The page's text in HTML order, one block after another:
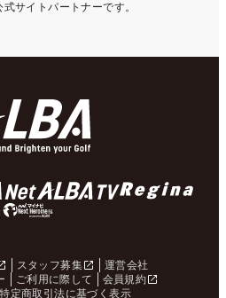
式サイトパートナーです。
スタッフ募集
運営会社
ご利用に際して
会員規約
特定商取引法に基づく表示